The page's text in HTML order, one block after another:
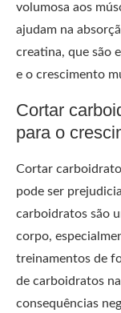
volumosa aos
ajudam na
creatina, que são
e o crescimento
Cortar
para o
Cortar
pode ser
carboidratos são
corpo,
treinamentos de
de carboidratos
consequências